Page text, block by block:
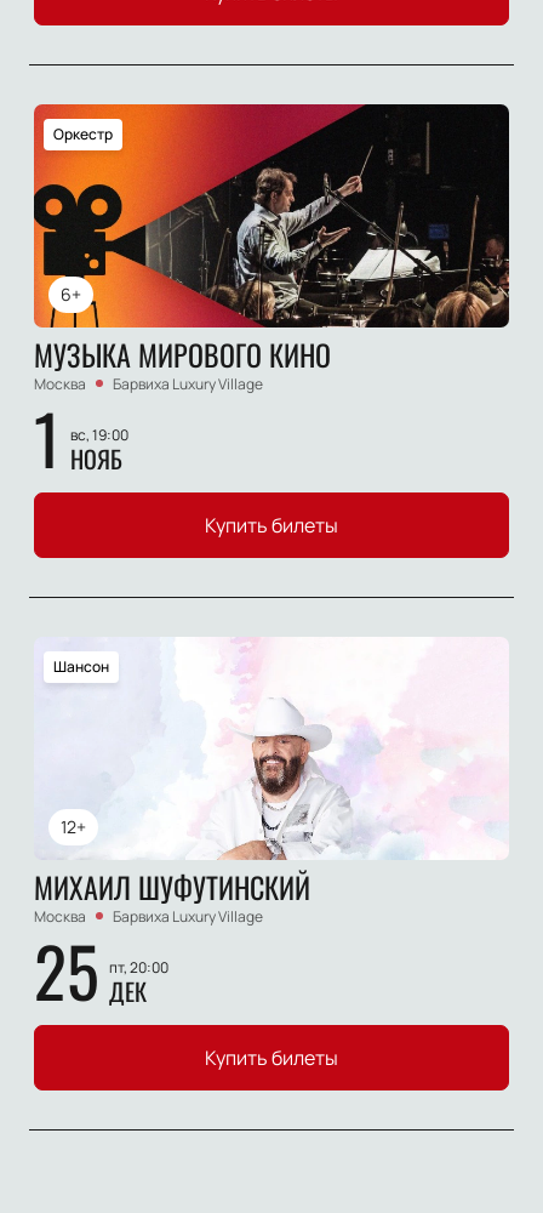
6+
Оркестр
МУЗЫКА МИРОВОГО КИНО
Москва Барвиха Luxury Village
1 вс, 19:00
НОЯБ
Купить билеты
12+
Шансон
МИХАИЛ ШУФУТИНСКИЙ
Москва Барвиха Luxury Village
25 пт, 20:00
ДЕК
Купить билеты